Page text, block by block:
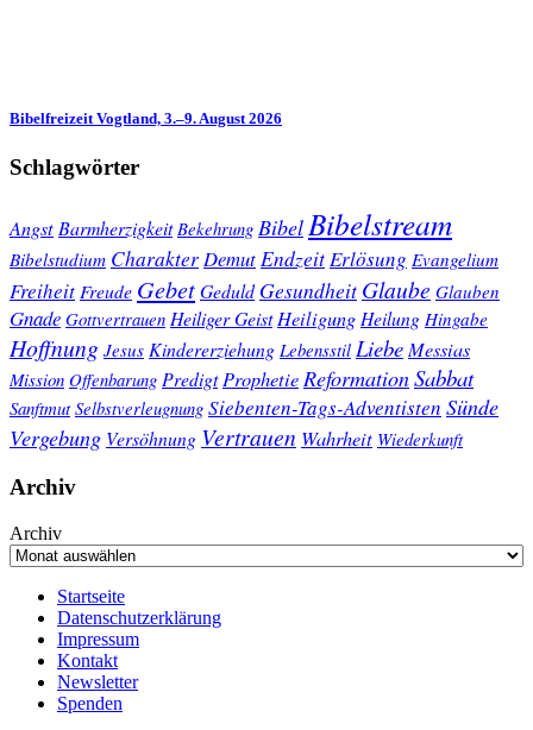
Bibelfreizeit Vogtland, 3.–9. August 2026
Schlagwörter
Angst Barmherzigkeit Bekehrung BibelBibelstream
Bibelstudium Charakter DemutEndzeitErlösung Evangelium
Freiheit Freude GebetGeduld Gesundheit Glaube Glauben
Gnade Gottvertrauen Heiliger Geist Heiligung Heilung Hingabe
Hoffnung Jesus Kindererziehung Lebensstil Liebe Messias
Mission Offenbarung Predigt ProphetieReformationSabbat
Sanftmut Selbstverleugnung Siebenten-Tags-Adventisten Sünde
Vergebung Versöhnung Vertrauen Wahrheit Wiederkunft
Archiv
Archiv
Startseite
Datenschutzerklärung
Impressum
Kontakt
Newsletter
Spenden